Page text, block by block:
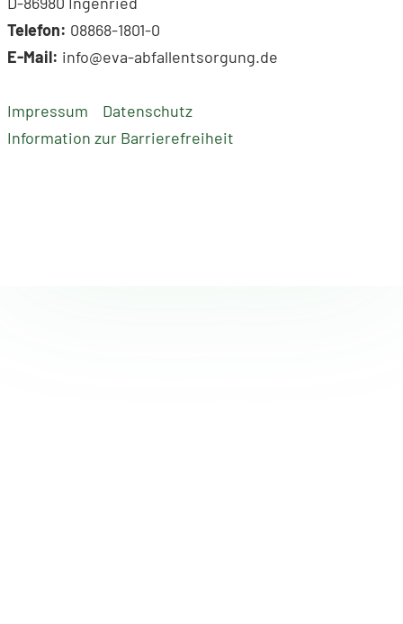
Telefon: 08868-1801-0
E-Mail: info@eva-abfallentsorgung.de
Impressum
Datenschutz
Information zur Barrierefreiheit